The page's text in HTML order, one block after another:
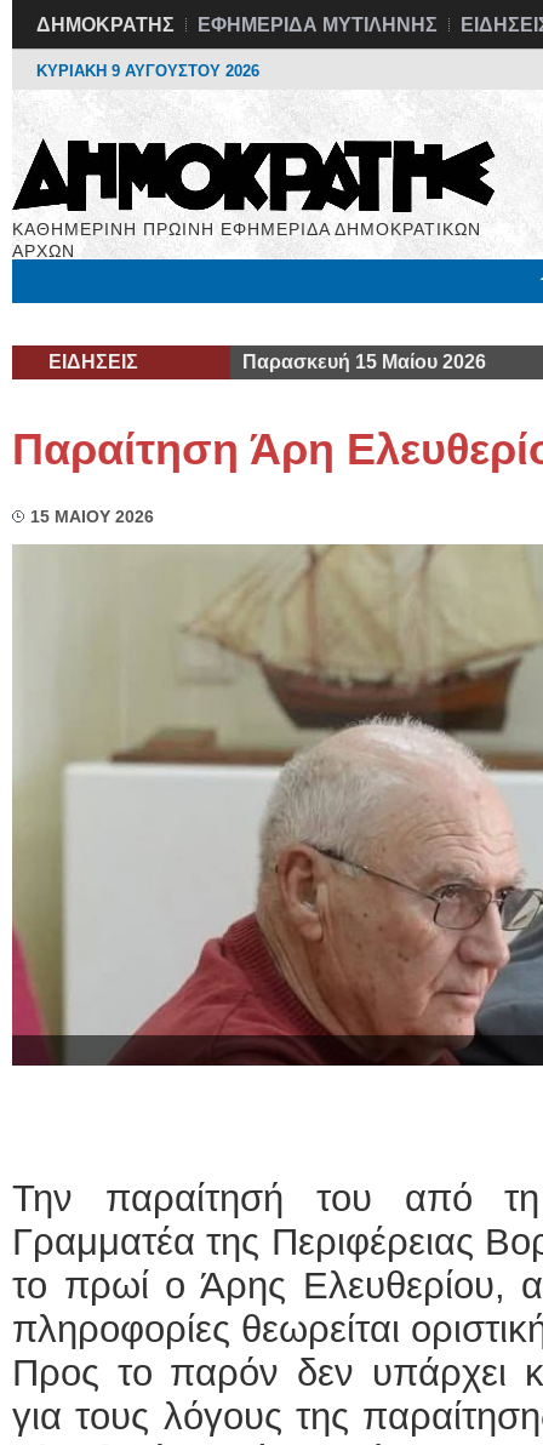
ΔΗΜΟΚΡΑΤΗΣ ΕΦΗΜΕΡΙΔΑ ΜΥΤΙΛΗΝΗΣ
ΚΥΡΙΑΚΗ 9 ΑΥΓΟΥΣΤΟΥ 2026
ΚΑΘΗΜΕΡΙΝΗ ΠΡΩΙΝΗ ΕΦΗΜΕΡΙΔΑ ΔΗΜΟΚΡΑΤΙΚΩΝ
ΑΡΧΩΝ
ΕΙΔΗΣΕΙΣ Παρασκευή 15 Μαίου 2026
Παραίτηση Άρη
15 ΜΑΙΟΥ 2026
Την παραίτησή του από τη
Γραμματέα της Περιφέρειας
το πρωί ο Άρης
πληροφορίες θεωρείται
Προς το παρόν δεν υπάρχει
για τους λόγους της